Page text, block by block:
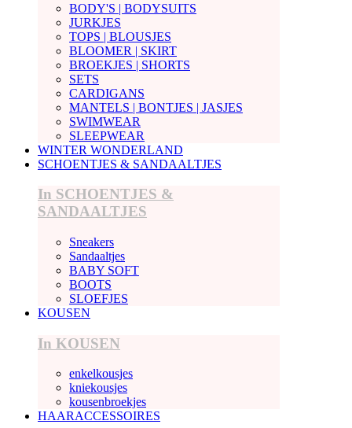
BODY'S | BODYSUITS
JURKJES
TOPS | BLOUSJES
BLOOMER | SKIRT
BROEKJES | SHORTS
SETS
CARDIGANS
MANTELS | BONTJES | JASJES
SWIMWEAR
SLEEPWEAR
WINTER WONDERLAND
SCHOENTJES & SANDAALTJES
In SCHOENTJES &
SANDAALTJES
Sneakers
Sandaaltjes
BABY SOFT
BOOTS
SLOEFJES
KOUSEN
In KOUSEN
enkelkousjes
kniekousjes
kousenbroekjes
HAARACCESSOIRES